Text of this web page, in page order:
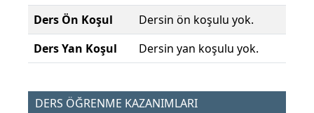
Ders Ön Koşul
Dersin ön koşulu yok.
Ders Yan Koşul
Dersin yan koşulu yok.
DERS ÖĞRENME KAZANIMLARI